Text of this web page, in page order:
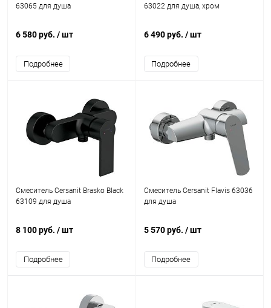
63065 для душа
6 580 руб. / шт
Подробнее
63022 для душа, хром
6 490 руб. / шт
Подробнее
Смеситель Cersanit Brasko Black
63109 для душа
8 100 руб. / шт
Подробнее
Смеситель Cersanit Flavis 63036
для душа
5 570 руб. / шт
Подробнее